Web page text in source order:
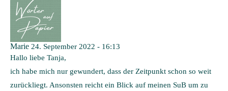
Marie 24. September 2022 - 16:13
Hallo liebe Tanja,
ich habe mich nur gewundert, dass der Zeitpunkt schon so weit
zurückliegt. Ansonsten reicht ein Blick auf meinen SuB um zu